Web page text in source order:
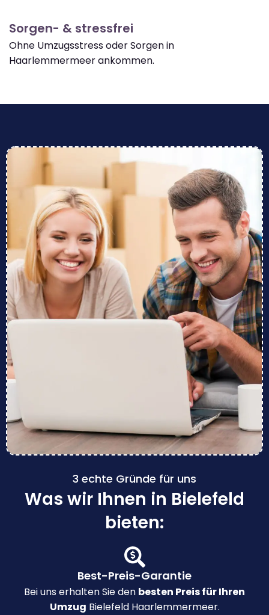
Sorgen- & stressfrei
Ohne Umzugsstress oder Sorgen in
Haarlemmermeer ankommen.
3 echte Gründe für uns
Was wir Ihnen in Bielefeld
bieten:
Best-Preis-Garantie
Bei uns erhalten Sie den besten Preis für Ihren
Umzug Bielefeld Haarlemmermeer.